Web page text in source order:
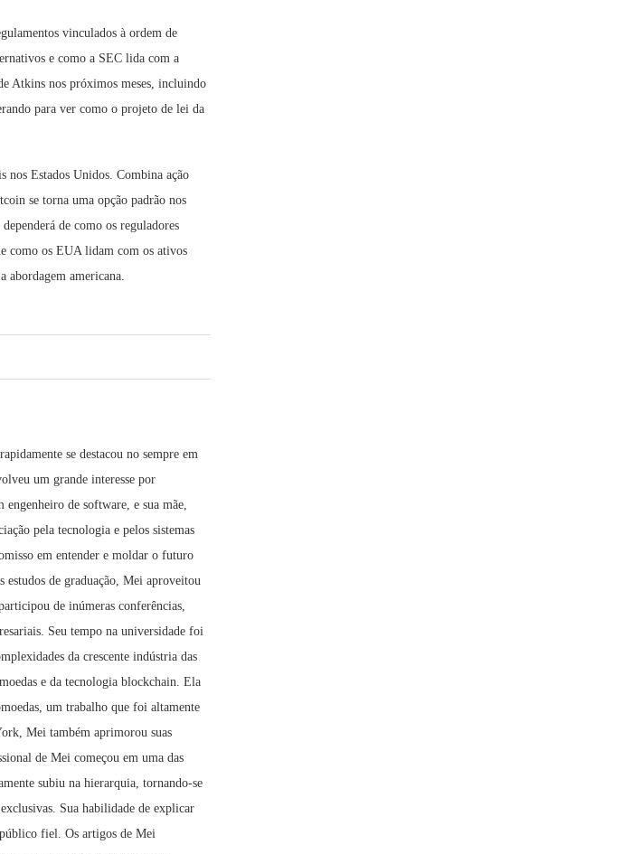
vinculados à ordem de
e como a SEC lida com a
Atkins nos próximos meses, incluindo
para ver como o projeto de lei da
nos Estados Unidos. Combina ação
se torna uma opção padrão nos
de como os reguladores
como os EUA lidam com os ativos
abordagem americana.
se destacou no sempre em
um grande interesse por
de software, e sua mãe,
pela tecnologia e pelos sistemas
em entender e moldar o futuro
estudos de graduação, Mei aproveitou
de inúmeras conferências,
Seu tempo na universidade foi
da crescente indústria das
e da tecnologia blockchain. Ela
um trabalho que foi altamente
Mei também aprimorou suas
de Mei começou em uma das
subiu na hierarquia, tornando-se
Sua habilidade de explicar
fiel. Os artigos de Mei